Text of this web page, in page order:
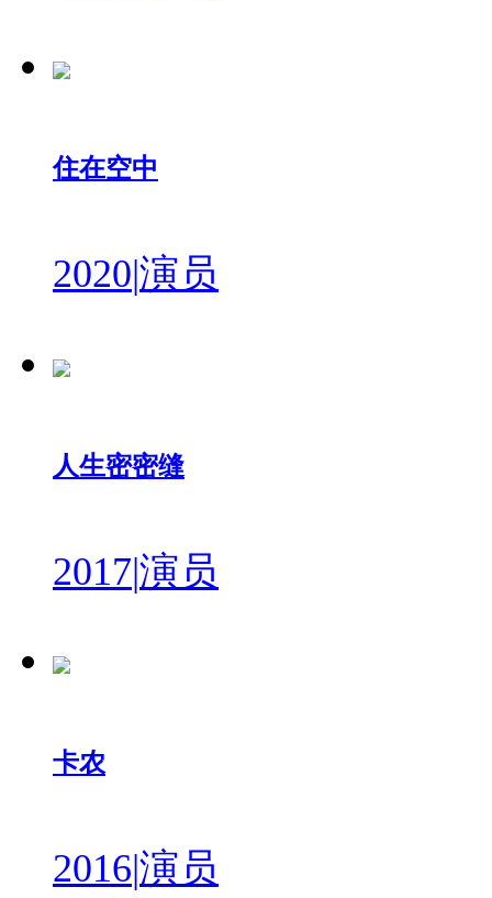
住在空中
2020|演员
人生密密缝
2017|演员
卡农
2016|演员